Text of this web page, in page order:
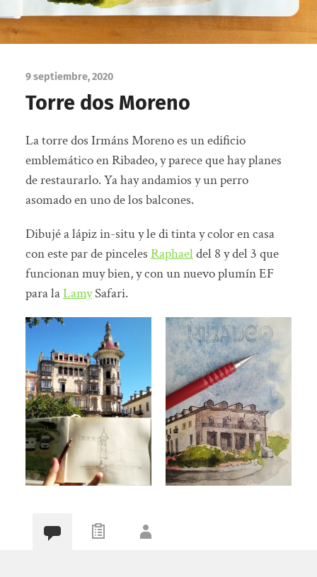
9 septiembre, 2020
Torre dos Moreno
La torre dos Irmáns Moreno es un edificio
emblemático en Ribadeo, y parece que hay planes
de restaurarlo. Ya hay andamios y un perro
asomado en uno de los balcones.
Dibujé a lápiz in-situ y le di tinta y color en casa
con este par de pinceles Raphaeldel 8 y del 3 que
funcionan muy bien, y con un nuevo plumín EF
para laLamySafari.